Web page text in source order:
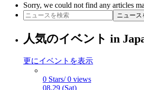
Sorry, we could not find any articles
ニュース
人気のイベント in
更にイベントを表示
0 Stars/ 0 views
08.29 (Sat)